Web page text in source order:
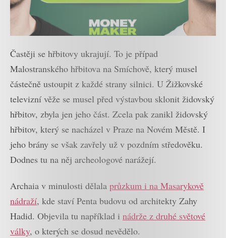
Častěji se hřbitovy ukrajují. To je případ
Malostranského hřbitova na Smíchově, který musel
částečně ustoupit z každé strany silnici. U Žižkovské
televizní věže se musel před výstavbou sklonit židovský
hřbitov, zbyla jen jeho část. Zcela pak zanikl židovský
hřbitov, který se nacházel v Praze na Novém Městě. I
jeho brány se však zavřely už v pozdním středověku.
Dodnes tu na něj archeologové narážejí.
Archaia v minulosti dělala průzkum i na Masarykově
nádraží, kde staví Penta budovu od architekty Zahy
Hadid. Objevila tu například i nádrže z druhé světové
války, o kterých se dosud nevědělo.